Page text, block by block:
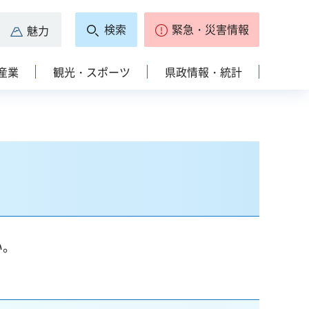
魅力 検索 緊急・災害情報
業 観光・スポーツ 県政情報・統計